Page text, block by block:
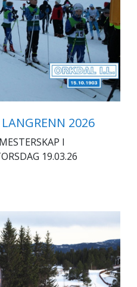
2026
I
19.03.26